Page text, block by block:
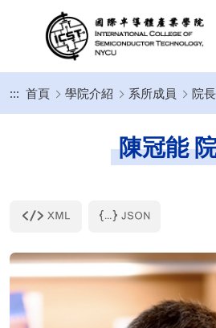
::: 首頁 學院介紹 系所成員 院長
陳冠能